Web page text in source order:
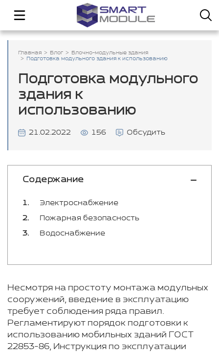
Главная Блог
Блочно-модульные здания
Подготовка модульного здания к использованию
Подготовка модульного
здания к
использованию
21.02.2022 156 Обсудить
Содержание
Электроснабжение
Пожарная безопасность
Водоснабжение
Несмотря на простоту монтажа модульных
сооружений, введение в эксплуатацию
требует соблюдения ряда правил.
Регламентируют порядок подготовки к
использованию мобильных зданий ГОСТ
22853-86, Инструкция по эксплуатации